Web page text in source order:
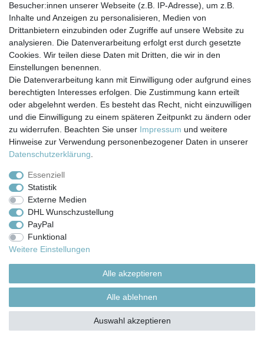
Vertrag widerrufen Kontakt
Versand- & Zahlungsbedingungen
© Copyright 2026 | Alle Rechte vorbehalten.
Besucher:innen unserer Webseite (z.B. IP-Adresse), um z.B.
Inhalte und Anzeigen zu personalisieren, Medien von
Drittanbietern einzubinden oder Zugriffe auf unsere Website zu
analysieren. Die Datenverarbeitung erfolgt erst durch gesetzte
Cookies. Wir teilen diese Daten mit Dritten, die wir in den
Einstellungen benennen.
Die Datenverarbeitung kann mit Einwilligung oder aufgrund eines
berechtigten Interesses erfolgen. Die Zustimmung kann erteilt
oder abgelehnt werden. Es besteht das Recht, nicht einzuwilligen
und die Einwilligung zu einem späteren Zeitpunkt zu ändern oder
zu widerrufen. Beachten Sie unser Impressum und weitere
Hinweise zur Verwendung personenbezogener Daten in unserer
Daten­schutz­erklärung
Essenziell
Statistik
Externe Medien
DHL Wunschzustellung
PayPal
Funktional
Weitere Einstellungen
Alle akzeptieren
Alle ablehnen
Auswahl akzeptieren